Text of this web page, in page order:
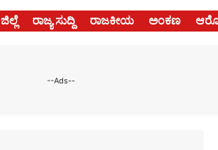
ಜಿಲ್ಲೆ ರಾಜ್ಯ ಸುದ್ದಿ ರಾಜಕೀಯ ಅಂಕಣ
--Ads--